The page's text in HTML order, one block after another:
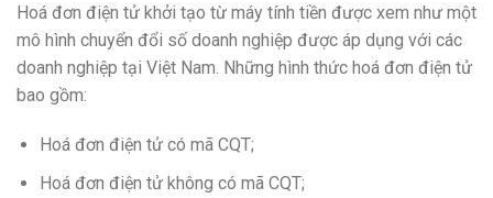
Hoá đơn điện tử khởi tạo từ máy tính tiền được xem như một
mô hình chuyển đổi số doanh nghiệp được áp dụng với các
doanh nghiệp tại Việt Nam. Những hình thức hoá đơn điện tử
bao gồm:
Hoá đơn điện tử có mã CQT;
Hoá đơn điện tử không có mã CQT;